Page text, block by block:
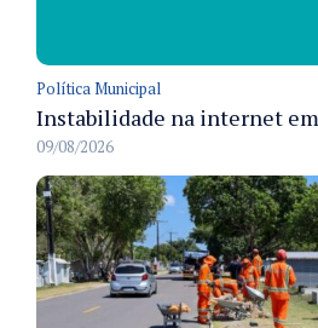
Política Municipal
09/08/2026